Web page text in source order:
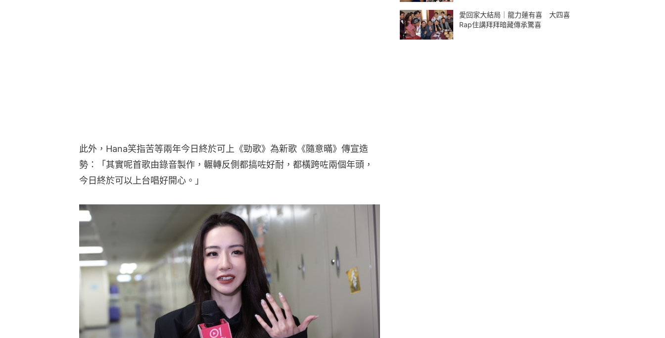
此外，Hana笑指苦等兩年今日終於可上《勁歌》為新歌《隨意暪》傳宣造
勢：「其實呢首歌由錄音製作，輾轉反側都搞咗好耐，都橫跨咗兩個年頭，
今日終於可以上台唱好開心。」
愛回家大結局｜龍力蓮有喜 大四喜
Rap住講拜拜暗藏傳承驚喜